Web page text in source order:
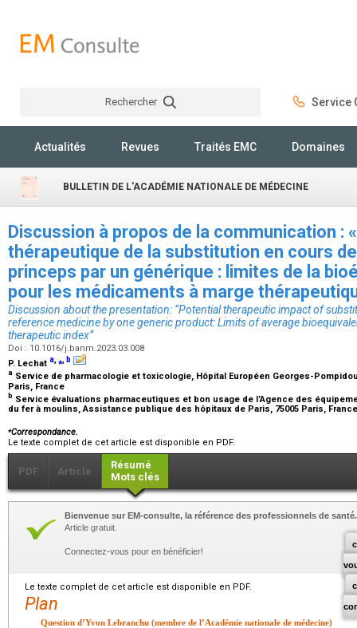
Rechercher Service
Actualités Revues Traités EMC Domaines
BULLETIN DE L'ACADÉMIE NATIONALE DE MÉDECINE
Discussion à propos de la communication :
thérapeutique de la substitution en cours
princeps par un générique : limites de la
pour les médicaments à marge
Discussion about the presentation: “Potential therapeutic impact of
reference medicine by one generic product: Limits of average
therapeutic index”
Doi : 10.1016/j.banm.2023.03.008
P. Lechat a,⁎, b
a Service de pharmacologie et toxicologie, Hôpital Européen Georges-
Paris, France
b Service évaluations pharmaceutiques et bon usage de l’Agence des
du fer à moulins, Assistance publique des hôpitaux de Paris, 75005 Paris,
⁎Correspondance.
Le texte complet de cet article est disponible en PDF.
PDF Article
Résumé
Mots clés
Bienvenue sur EM-consulte, la référence des professionnels de santé.
Article gratuit.
Connectez-vous pour en bénéficier!
Le texte complet de cet article est disponible en PDF.
Plan
Question d’Yvon Lebranchu (membre de l’Académie nationale de médecine)